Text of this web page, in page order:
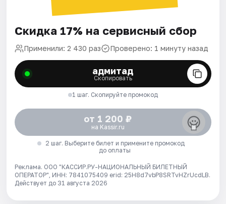
Скидка 17% на сервисный сбор
Применили: 2 430 раз Проверено: 1 минуту назад
адмитад
Скопировать
1 шаг. Скопируйте промокод
от 1 200 ₽
на Kassir.ru
2 шаг. Выберите билет и примените промокод
до оплаты
Реклама. ООО "КАССИР.РУ-НАЦИОНАЛЬНЫЙ БИЛЕТНЫЙ
ОПЕРАТОР", ИНН: 7841075409 erid: 25H8d7vbP8SRTvHZrUcdLB.
Действует до 31 августа 2026